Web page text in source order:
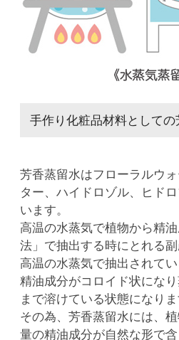
手作り化粧品材料としての
芳香蒸留水はフローラルウ
ター、ハイドロゾル、ヒド
います。
高温の水蒸気で植物から精
法」で抽出する時にとれる副
高温の水蒸気で抽出されて
精油成分がコロイド状にな
まで溶けている状態になりま
その為、芳香蒸留水には、
量の精油成分が自然な形で